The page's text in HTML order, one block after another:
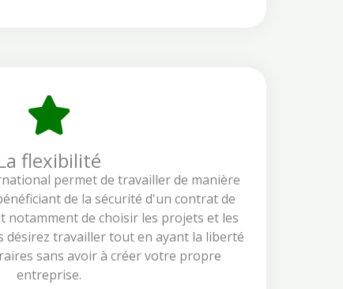
flexibilité
permet de travailler de manière
de la sécurité d'un contrat de
notamment de choisir les projets et les
désirez travailler tout en ayant la liberté
sans avoir à créer votre propre
entreprise.